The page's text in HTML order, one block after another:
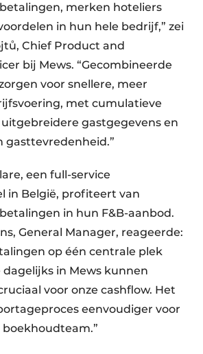
merken hoteliers
in hun hele bedrijf,” zei
Chief Product and
bij Mews. “Gecombineerde
voor snellere, meer
met cumulatieve
gastgegevens en
gasttevredenheid.”
een full-service
in België, profiteert van
in hun F&B-aanbod.
General Manager, reageerde:
op één centrale plek
dagelijks in Mews kunnen
voor onze cashflow. Het
eenvoudiger voor